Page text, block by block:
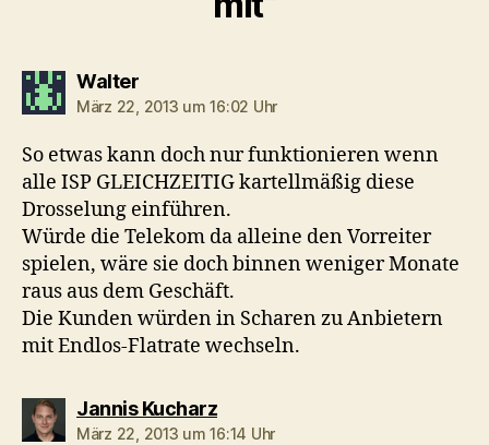
Waltersagt:
März 22, 2013 um 16:02 Uhr
So etwas kann doch nur funktionieren wenn
alle ISP GLEICHZEITIG kartellmäßig diese
Drosselung einführen.
Würde die Telekom da alleine den Vorreiter
spielen, wäre sie doch binnen weniger Monate
raus aus dem Geschäft.
Die Kunden würden in Scharen zu Anbietern
mit Endlos-Flatrate wechseln.
Jannis Kucharzsagt:
März 22, 2013 um 16:14 Uhr